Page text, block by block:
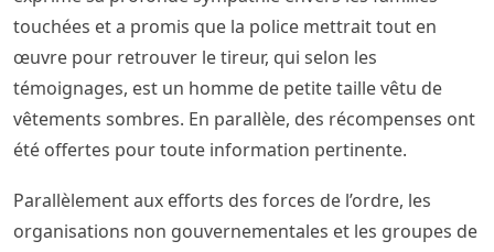
touchées et a promis que la police mettrait tout en
œuvre pour retrouver le tireur, qui selon les
témoignages, est un homme de petite taille vêtu de
vêtements sombres. En parallèle, des récompenses ont
été offertes pour toute information pertinente.
Parallèlement aux efforts des forces de l’ordre, les
organisations non gouvernementales et les groupes de